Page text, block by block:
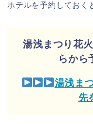
ホテルを予約しておく
湯浅まつり花
らから
湯浅ま
先